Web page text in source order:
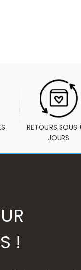
RETOURS SOUS
JOURS
!